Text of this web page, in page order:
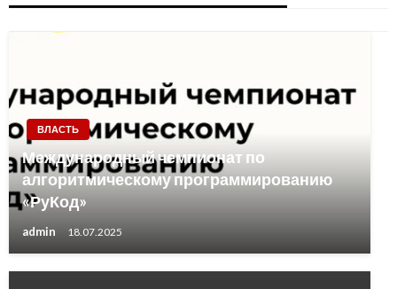
ВЛАСТЬ
Международный чемпионат по
алгоритмическому программированию
«РуКод»
admin 18.07.2025